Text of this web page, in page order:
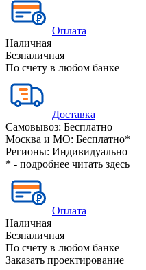
Оплата
Наличная
Безналичная
По счету в любом банке
Доставка
Самовывоз: Бесплатно
Москва и МО: Бесплатно*
Регионы: Индивидуально
* - подробнее читать здесь
Оплата
Наличная
Безналичная
По счету в любом банке
Заказать проектирование